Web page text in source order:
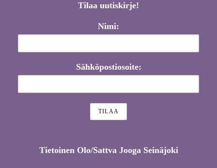
Tilaa uutiskirje!
Nimi:
Sähköpostiosoite:
Tietoinen Olo/Sattva Jooga Seinäjoki